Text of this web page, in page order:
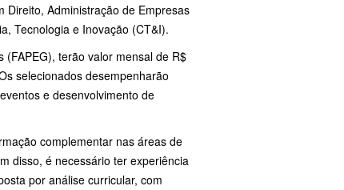
Direito, Administração de Empresas
Tecnologia e Inovação (CT&I).
terão valor mensal de R$
selecionados desempenharão
e desenvolvimento de
complementar nas áreas de
disso, é necessário ter experiência
por análise curricular, com